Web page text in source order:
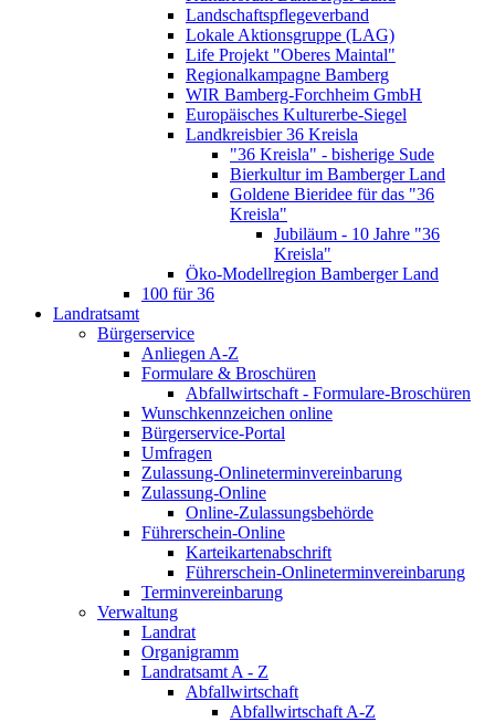
Landschaftspflegeverband
Lokale Aktionsgruppe (LAG)
Life Projekt "Oberes Maintal"
Regionalkampagne Bamberg
WIR Bamberg-Forchheim GmbH
Europäisches Kulturerbe-Siegel
Landkreisbier 36 Kreisla
"36 Kreisla" - bisherige Sude
Bierkultur im Bamberger Land
Goldene Bieridee für das "36
Kreisla"
Jubiläum - 10 Jahre "36
Kreisla"
Öko-Modellregion Bamberger Land
100 für 36
Landratsamt
Bürgerservice
Anliegen A-Z
Formulare & Broschüren
Abfallwirtschaft - Formulare-Broschüren
Wunschkennzeichen online
Bürgerservice-Portal
Umfragen
Zulassung-Onlineterminvereinbarung
Zulassung-Online
Online-Zulassungsbehörde
Führerschein-Online
Karteikartenabschrift
Führerschein-Onlineterminvereinbarung
Terminvereinbarung
Verwaltung
Landrat
Organigramm
Landratsamt A - Z
Abfallwirtschaft
Abfallwirtschaft A-Z